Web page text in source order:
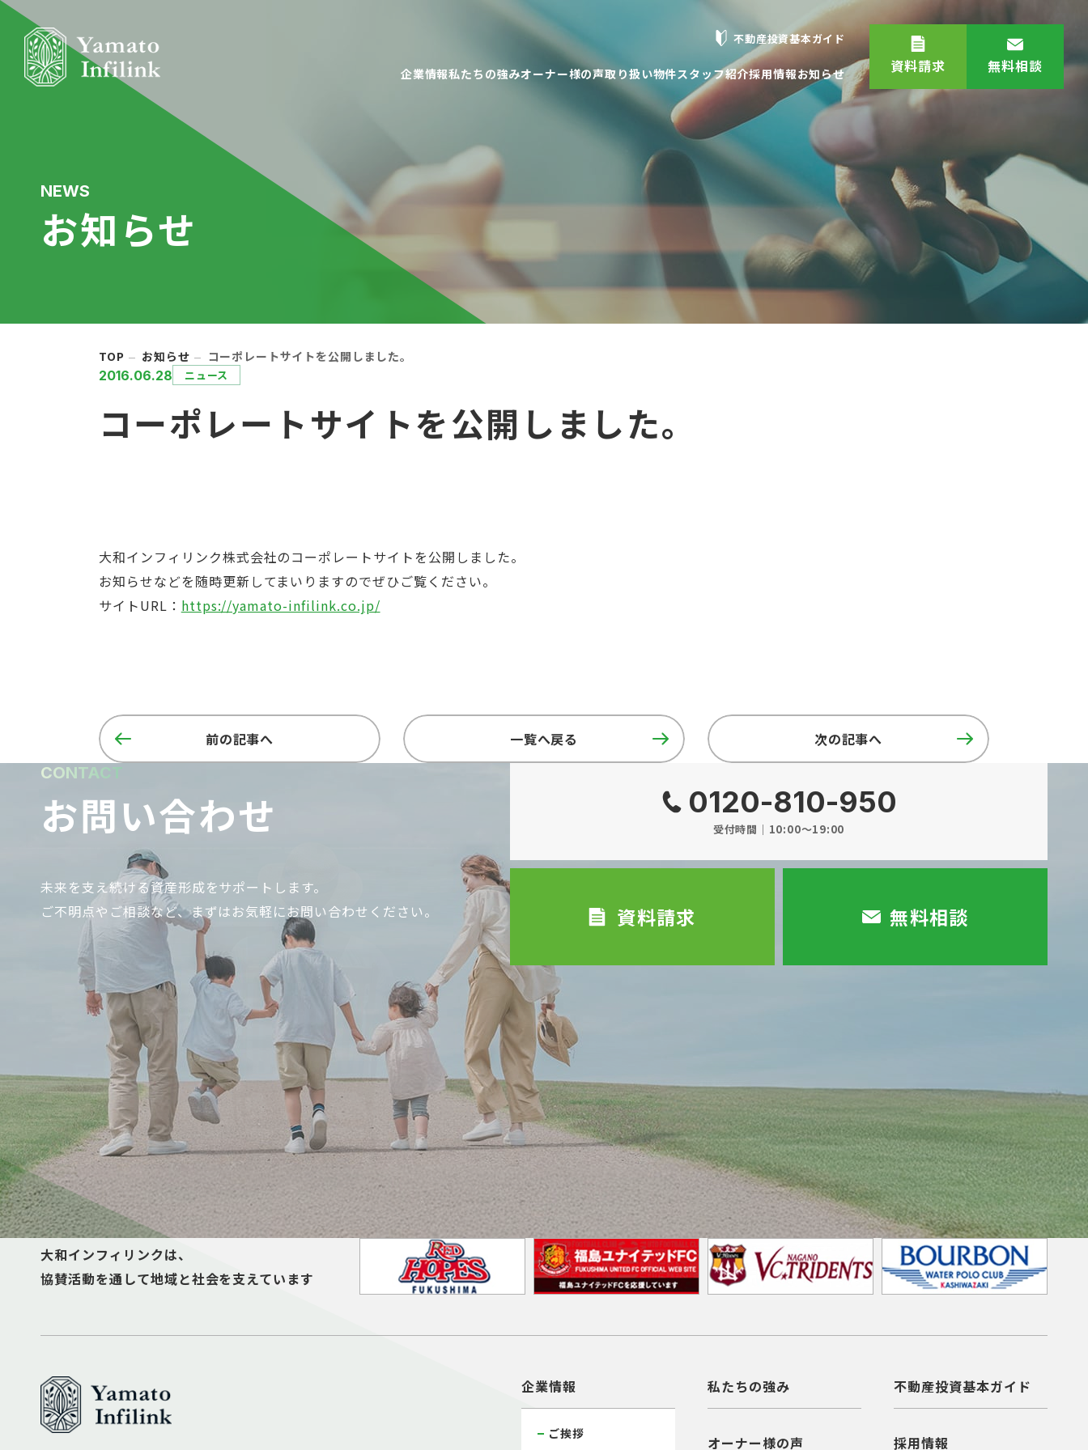
資料請求 無料相談
不動産投資基本ガイド
企業情報私たちの強みオーナー様の声取り扱い物件スタッフ紹介採用情報お知らせ
お知らせ
NEWS
TOP お知らせ
コーポレートサイトを公開しました。
2016.06.28
ニュース
コーポレートサイトを公開しました。
大和インフィリンク株式会社のコーポレートサイトを公開しました。
お知らせなどを随時更新してまいりますのでぜひご覧ください。
サイトURL： https://yamato-infilink.co.jp/
前の記事へ 次の記事へ
一覧へ戻る
CONTACT
お問い合わせ
未来を支え続ける資産形成をサポートします。
ご不明点やご相談など、まずはお気軽にお問い合わせください。
0120-810-950
受付時間｜10:00～19:00
資料請求 無料相談
大和インフィリンクは、
協賛活動を通して地域と社会を支えています
企業情報
ご挨拶
私たちの強み
オーナー様の声
不動産投資基本ガイド
採用情報